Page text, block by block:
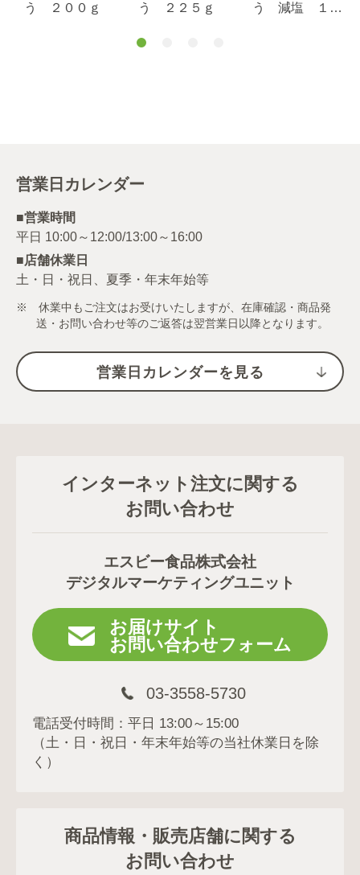
う ２００ｇ
う ２２５ｇ
う 減塩 １０
営業日カレンダー
■営業時間
■店舗休業日
土・日・祝日、夏季・年末年始等
※ 休業中もご注文はお受けいたしますが、在庫確認・商品発
送・お問い合わせ等のご返答は翌営業日以降となります。
営業日カレンダーを見る
インターネット注文に関する
お問い合わせ
エスビー食品株式会社
デジタルマーケティングユニット
お届けサイト
お問い合わせフォーム
03-3558-5730
電話受付時間：平日 13:00～15:00
（土・日・祝日・年末年始等の当社休業日を除
く）
商品情報・販売店舗に関する
お問い合わせ